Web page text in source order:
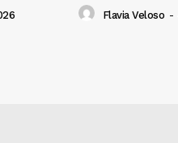
Flavia Veloso -